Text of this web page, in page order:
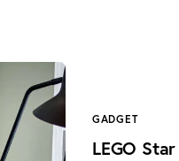
GADGET
LEGO